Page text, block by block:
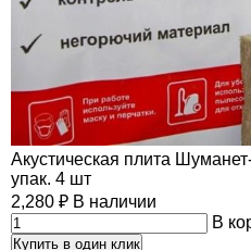
Акустическая плита
упак. 4 шт
2,280 ₽ В наличии
В
Купить в один клик